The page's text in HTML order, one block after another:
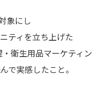
象にし
ティを立ち上げた
衛生用品マーケティン
で実感したこと。